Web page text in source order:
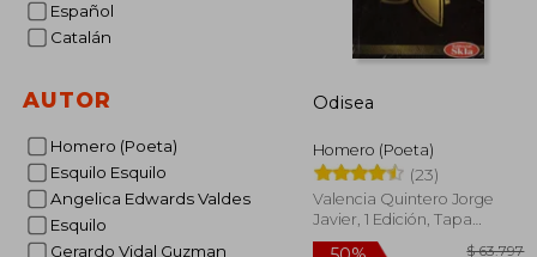
Español
Catalán
AUTOR
Homero (Poeta)
Esquilo Esquilo
Angelica Edwards Valdes
Esquilo
Gerardo Vidal Guzman
Odisea
Homero (Poeta)
(23)
Valencia Quintero Jorge
Javier, 1 Edición, Tapa
Blanda, Nuevo